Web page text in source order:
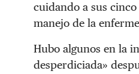
cuidando a sus cinco
manejo de la
Hubo algunos en la
desperdiciada»